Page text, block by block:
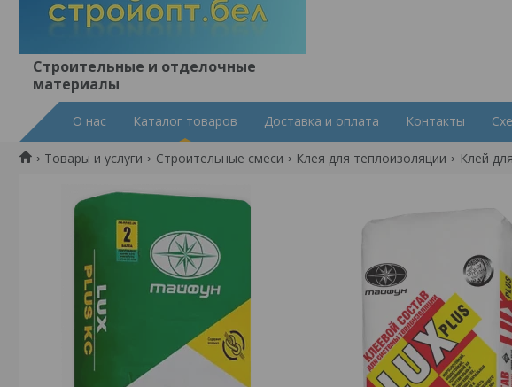
Строительные и отделочные
материалы
О нас Каталог товаров Доставка и оплата Контакты
Товары и услуги Строительные смеси Клея для теплоизоляции Клей